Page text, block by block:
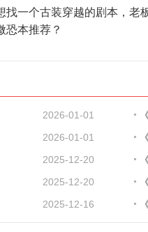
找一个古装穿越的剧本，老
恐本推荐？
2026-01-01
2026-01-01
2025-12-20
2025-12-20
2025-12-16